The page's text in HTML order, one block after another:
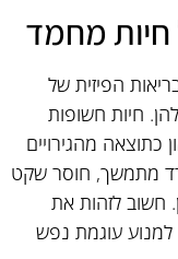
חיות מחמד
הפיזית של
חיות חשופות
כתוצאה מהגירויים
מתמשך, חוסר שקט
חשוב לזהות את
עוגמת נפש